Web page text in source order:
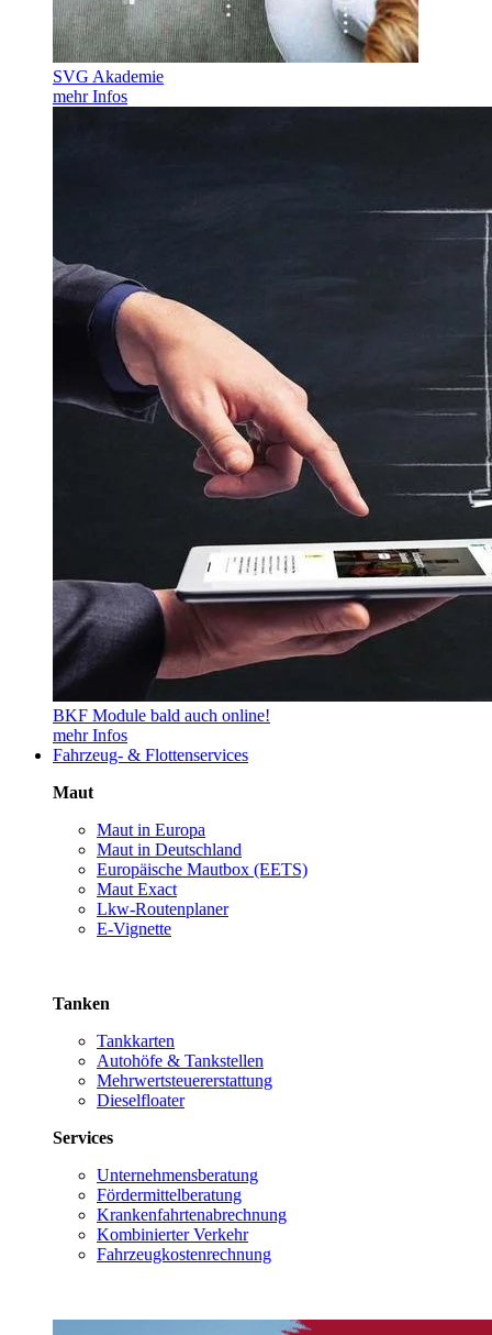
SVG Akademie
mehr Infos
BKF Module bald auch online!
mehr Infos
Fahrzeug- & Flottenservices
Maut
Maut in Europa
Maut in Deutschland
Europäische Mautbox (EETS)
Maut Exact
Lkw-Routenplaner
E-Vignette
Tanken
Tankkarten
Autohöfe & Tankstellen
Mehrwertsteuererstattung
Dieselfloater
Services
Unternehmensberatung
Fördermittelberatung
Krankenfahrtenabrechnung
Kombinierter Verkehr
Fahrzeugkostenrechnung